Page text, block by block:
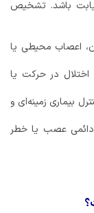
باشد. تشخیص
اعصاب محیطی یا
در حرکت یا
بیماری زمینه‌ای و
دائمی عصب یا خطر